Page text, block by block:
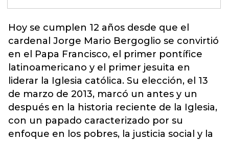
Hoy se cumplen 12 años desde que el
cardenal Jorge Mario Bergoglio se convirtió
en el Papa Francisco, el primer pontífice
latinoamericano y el primer jesuita en
liderar la Iglesia católica. Su elección, el 13
de marzo de 2013, marcó un antes y un
después en la historia reciente de la Iglesia,
con un papado caracterizado por su
enfoque en los pobres, la justicia social y la